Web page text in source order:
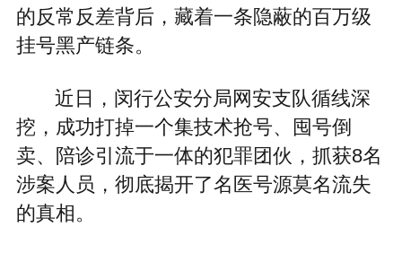
的反常反差背后，藏着一条隐蔽的百万级
挂号黑产链条。
近日，闵行公安分局网安支队循线深
挖，成功打掉一个集技术抢号、囤号倒
卖、陪诊引流于一体的犯罪团伙，抓获8名
涉案人员，彻底揭开了名医号源莫名流失
的真相。